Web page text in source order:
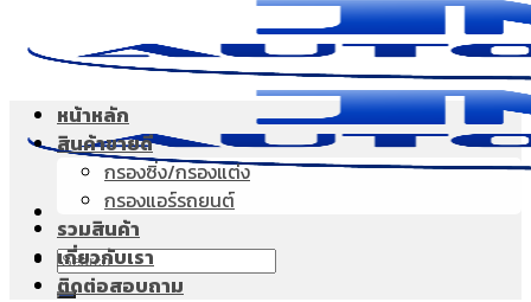
Search
for:
หน้าหลัก
สินค้าขายดี
กรองซิ่ง/กรองแต่ง
กรองแอร์รถยนต์
รวมสินค้า
เกี่ยวกับเรา
ติดต่อสอบถาม